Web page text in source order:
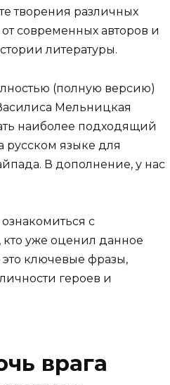
творения различных
современных авторов и
литературы.
(полную версию)
Мельницкая
наиболее подходящий
русском языке для
В дополнение, у нас
с
кто уже оценил данное
ключевые фразы,
героев и
врага